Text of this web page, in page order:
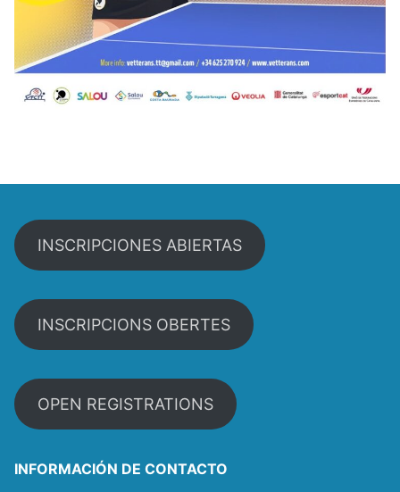
INSCRIPCIONES ABIERTAS
INSCRIPCIONS OBERTES
OPEN REGISTRATIONS
INFORMACIÓN DE CONTACTO